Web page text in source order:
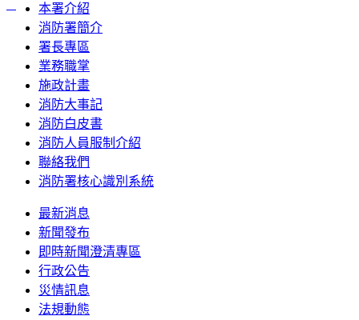
本署介紹
消防署簡介
署長專區
業務職掌
施政計畫
消防大事記
消防白皮書
消防人員服制介紹
聯絡我們
消防署核心識別系統
最新消息
新聞發布
即時新聞澄清專區
行政公告
災情訊息
法規動態